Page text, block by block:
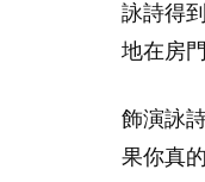
詠詩得
地在房
飾演詠
果你真